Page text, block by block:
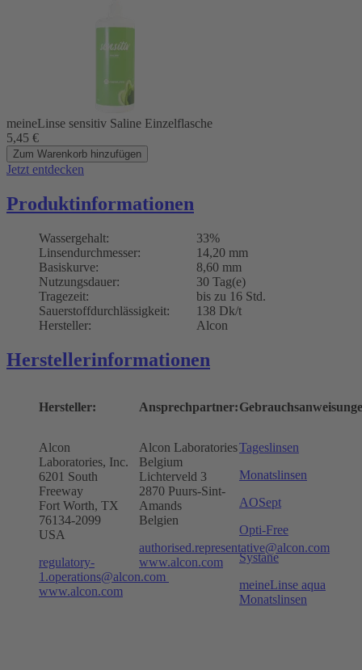
meineLinse sensitiv Saline Einzelflasche
5,45 €
Zum Warenkorb hinzufügen
Jetzt entdecken
Produktinformationen
Wassergehalt:
33%
Linsendurchmesser:
14,20 mm
Basiskurve:
8,60 mm
Nutzungsdauer:
30 Tag(e)
Tragezeit:
bis zu 16 Std.
Sauerstoffdurchlässigkeit:
138 Dk/t
Hersteller:
Alcon
Herstellerinformationen
Hersteller:
Alcon
Laboratories, Inc.
6201 South
Freeway
Fort Worth, TX
76134-2099
USA
regulatory-
1.operations@alcon.com
www.alcon.com
Ansprechpartner:
Alcon Laboratories
Belgium
Lichterveld 3
2870 Puurs-Sint-
Amands
Belgien
authorised.representative@alcon.com
www.alcon.com
Tageslinsen
Monatslinsen
AOSept
Opti-Free
Systane
meineLinse aqua
Monatslinsen